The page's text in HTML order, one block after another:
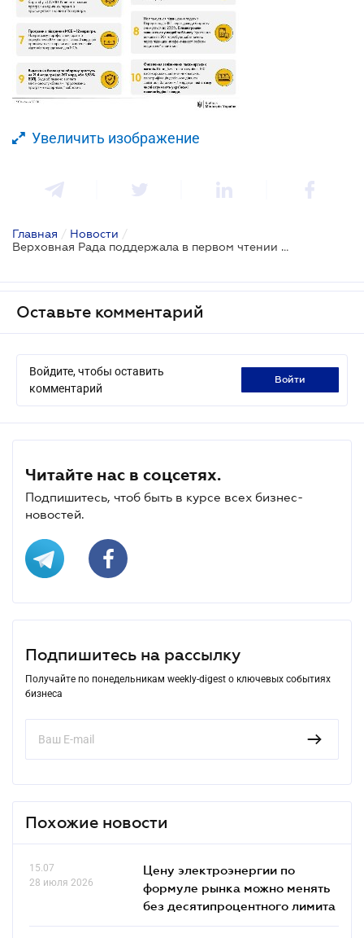
Увеличить изображение
Главная / Новости /
Верховная Рада поддержала в первом чтении проект Госбюджета- 2021
Оставьте комментарий
Войдите, чтобы оставить
комментарий
войти
Читайте нас в соцсетях.
Подпишитесь, чтоб быть в курсе всех бизнес-
новостей.
Подпишитесь на рассылку
Получайте по понедельникам weekly-digest о ключевых событиях
бизнеса
Похожие новости
15.07
28 июля 2026
Цену электроэнергии по
формуле рынка можно менять
без десятипроцентного лимита